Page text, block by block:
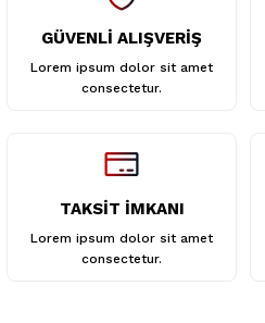
GÜVENLİ ALIŞVERİŞ
Lorem ipsum dolor sit amet
consectetur.
TAKSİT İMKANI
Lorem ipsum dolor sit amet
consectetur.